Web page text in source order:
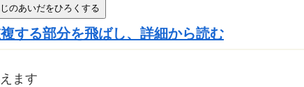
のあいだをひろくする
する部分を飛ばし、詳細から読む
えます